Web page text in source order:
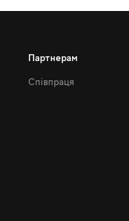
Партнерам
Співпраця